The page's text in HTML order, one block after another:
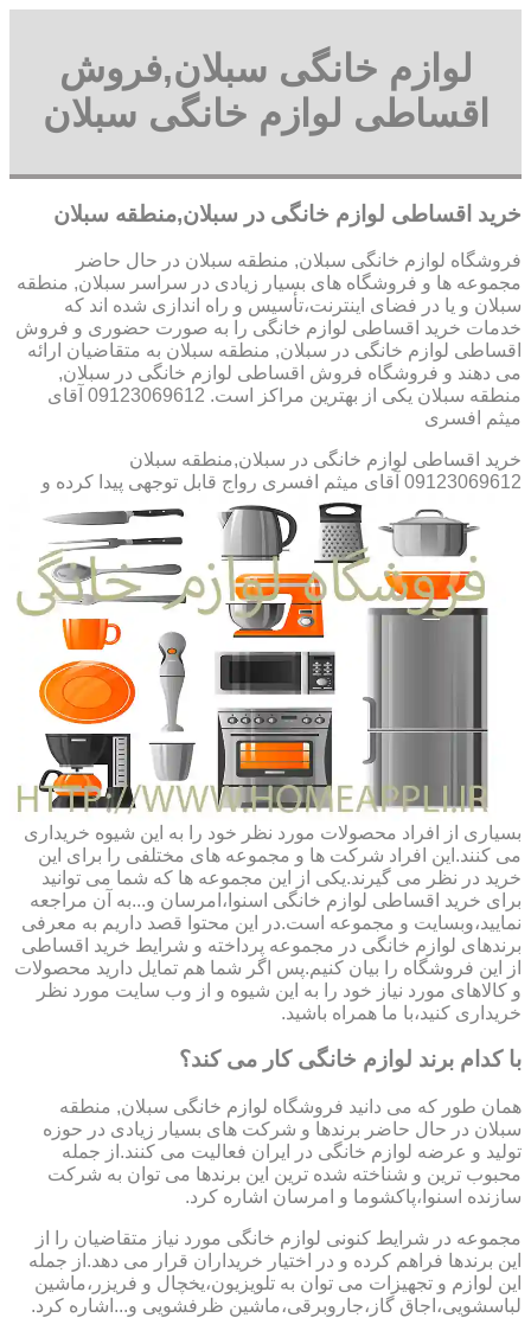
لوازم خانگی سبلان,فروش
اقساطی لوازم خانگی سبلان
خرید اقساطی لوازم خانگی در سبلان,منطقه سبلان
فروشگاه لوازم خانگی سبلان, منطقه سبلان در حال حاضر
مجموعه ها و فروشگاه های بسیار زیادی در سراسر سبلان, منطقه
سبلان و یا در فضای اینترنت،تأسیس و راه اندازی شده اند که
خدمات خرید اقساطی لوازم خانگی را به صورت حضوری و فروش
اقساطی لوازم خانگی در سبلان, منطقه سبلان به متقاضیان ارائه
می دهند و فروشگاه فروش اقساطی لوازم خانگی در سبلان,
منطقه سبلان یکی از بهترین مراکز است. 09123069612 آقای
میثم افسری
خرید اقساطی لوازم خانگی در سبلان,منطقه سبلان
09123069612 آقای میثم افسری
رواج قابل توجهی پیدا کرده و
بسیاری از افراد محصولات مورد نظر خود را به این شیوه خریداری
می کنند.این افراد شرکت ها و مجموعه های مختلفی را برای این
خرید در نظر می گیرند.یکی از این مجموعه ها که شما می توانید
برای خرید اقساطی لوازم خانگی اسنوا،امرسان و...به آن مراجعه
نمایید،وبسایت و مجموعه است.در این محتوا قصد داریم به معرفی
برندهای لوازم خانگی در مجموعه پرداخته و شرایط خرید اقساطی
از این فروشگاه را بیان کنیم.پس اگر شما هم تمایل دارید محصولات
و کالاهای مورد نیاز خود را به این شیوه و از وب سایت مورد نظر
خریداری کنید،با ما همراه باشید.
با کدام برند لوازم خانگی کار می کند؟
همان طور که می دانید فروشگاه لوازم خانگی سبلان, منطقه
سبلان در حال حاضر برندها و شرکت های بسیار زیادی در حوزه
تولید و عرضه لوازم خانگی در ایران فعالیت می کنند.از جمله
محبوب ترین و شناخته شده ترین این برندها می توان به شرکت
سازنده اسنوا،پاکشوما و امرسان اشاره کرد.
مجموعه در شرایط کنونی لوازم خانگی مورد نیاز متقاضیان را از
این برندها فراهم کرده و در اختیار خریداران قرار می دهد.از جمله
این لوازم و تجهیزات می توان به تلویزیون،یخچال و فریزر،ماشین
لباسشویی،اجاق گاز،جاروبرقی،ماشین ظرفشویی و...اشاره کرد.